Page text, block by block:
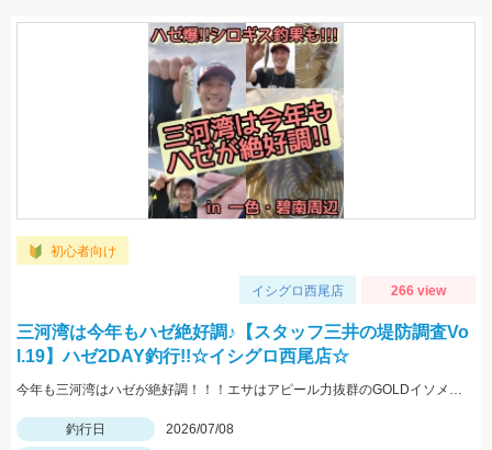
初心者向け
イシグロ西尾店 266 view
三河湾は今年もハゼ絶好調♪【スタッフ三井の堤防調査Vo
l.19】ハゼ2DAY釣行!!☆イシグロ西尾店☆
今年も三河湾はハゼが絶好調！！！エサはアピール力抜群のGOLDイソメ♪サイズはまだ10㎝以下のサイズも多いですが、アタリも多く楽しめます(*^^)v
釣行日
2026/07/08